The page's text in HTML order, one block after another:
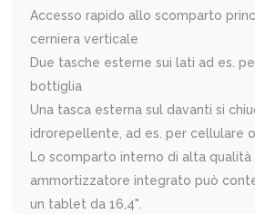
Accesso rapido allo scomparto
cerniera verticale
Due tasche esterne sui lati ad es.
bottiglia
Una tasca esterna sul davanti si
idrorepellente, ad es. per cellulare
Lo scomparto interno di alta qualità
ammortizzatore integrato può
un tablet da 16,4".